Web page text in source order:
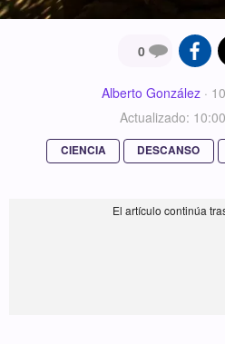
0
Alberto González·
Actualizado:
CIENCIA DESCANSO